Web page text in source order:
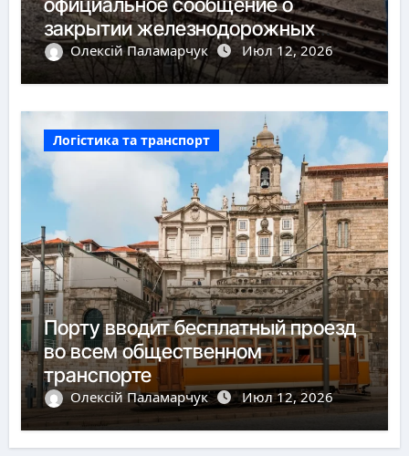
закрытии железнодорожных
пунктов пропуска
Олексій Паламарчук Июл 12, 2026
Логістика та транспорт
Порту вводит бесплатный проезд
во всем общественном
транспорте
Олексій Паламарчук Июл 12, 2026